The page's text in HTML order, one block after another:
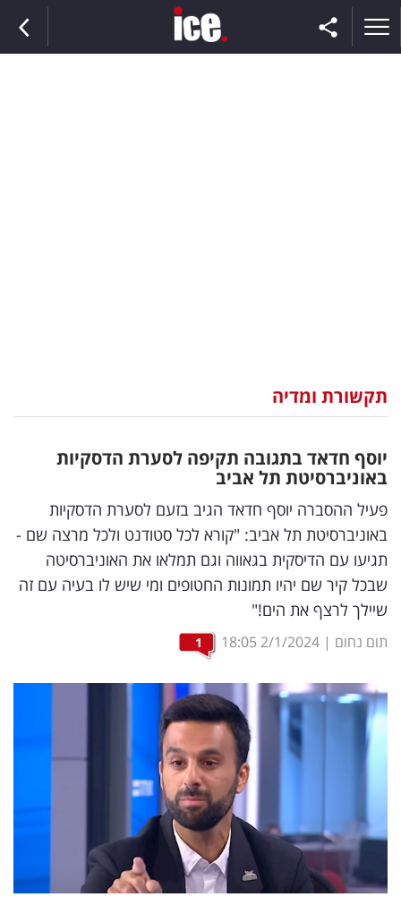
וצרכנות
דיגיטל
וטק
שיווק
ופרסום
משפט
ומחקרים
דעות
קריפטו
ויראלי
תקשורת ומדיה
יוסף חדאד בתגובה תקיפה לסערת הדסקיות
באוניברסיטת תל אביב
פעיל ההסברה יוסף חדאד הגיב בזעם לסערת הדסקיות
באוניברסיטת תל אביב: "קורא לכל סטודנט ולכל מרצה שם -
תגיעו עם הדיסקית בגאווה וגם תמלאו את האוניברסיטה
שבכל קיר שם יהיו תמונות החטופים ומי שיש לו בעיה עם זה
שיילך לרצף את הים!"
תום נחום |
2/1/2024
18:05
1